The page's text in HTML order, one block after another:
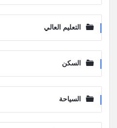
التعليم العالي
السكن
السياحة